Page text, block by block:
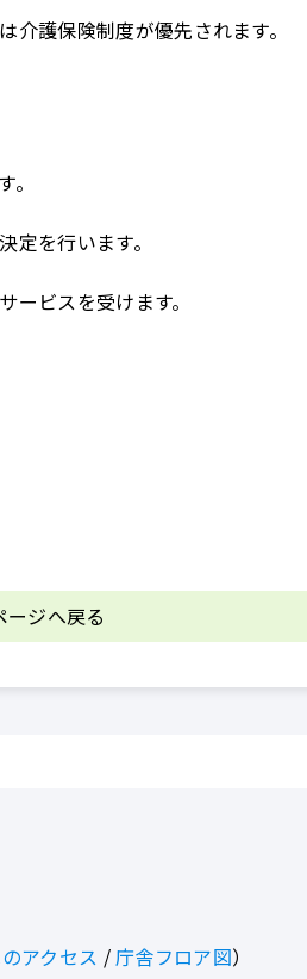
護保険制度が優先されます。
を行います。
ビスを受けます。
ージへ戻る
アクセス /庁舎フロア図）